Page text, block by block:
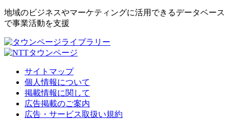
地域のビジネスやマーケティングに活用できるデータベース
で事業活動を支援
サイトマップ
個人情報について
掲載情報に関して
広告掲載のご案内
広告・サービス取扱い規約